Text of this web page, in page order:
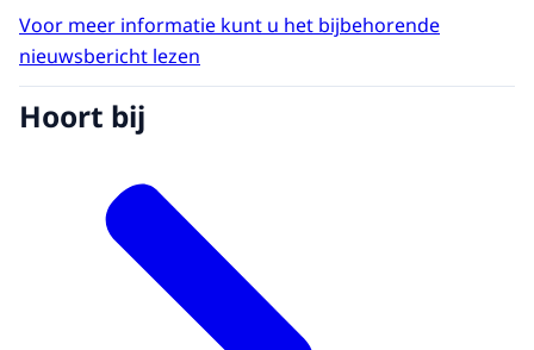
Voor meer informatie kunt u het bijbehorende
nieuwsbericht lezen
Hoort bij